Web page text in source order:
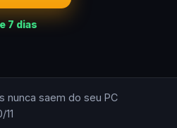
7 dias
saem do seu PC